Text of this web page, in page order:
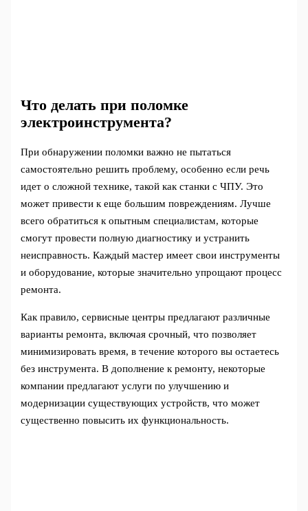
Что делать при поломке
электроинструмента?
При обнаружении поломки важно не пытаться
самостоятельно решить проблему, особенно если речь
идет о сложной технике, такой как станки с ЧПУ. Это
может привести к еще большим повреждениям. Лучше
всего обратиться к опытным специалистам, которые
смогут провести полную диагностику и устранить
неисправность. Каждый мастер имеет свои инструменты
и оборудование, которые значительно упрощают процесс
ремонта.
Как правило, сервисные центры предлагают различные
варианты ремонта, включая срочный, что позволяет
минимизировать время, в течение которого вы остаетесь
без инструмента. В дополнение к ремонту, некоторые
компании предлагают услуги по улучшению и
модернизации существующих устройств, что может
существенно повысить их функциональность.